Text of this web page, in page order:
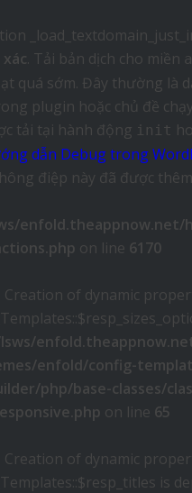
. Tải bản dịch cho miền
quá sớm. Đây thường là
plugin hoặc chủ đề
tải tại hành động init
dẫn Debug trong
điệp này đã được
enfold.theappnow.net/
on line 6170
: Creation of dynamic
enfold/config-
php/base-classes/
on line 65
: Creation of dynamic
is